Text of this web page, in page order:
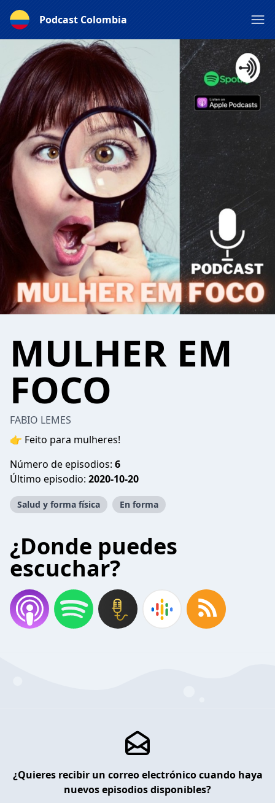
Podcast Colombia
MULHER EM
FOCO
FABIO LEMES
👉 Feito para mulheres!
Número de episodios: 6
Último episodio: 2020-10-20
Salud y forma física En forma
¿Donde puedes
escuchar?
¿Quieres recibir un correo electrónico cuando haya
nuevos episodios disponibles?